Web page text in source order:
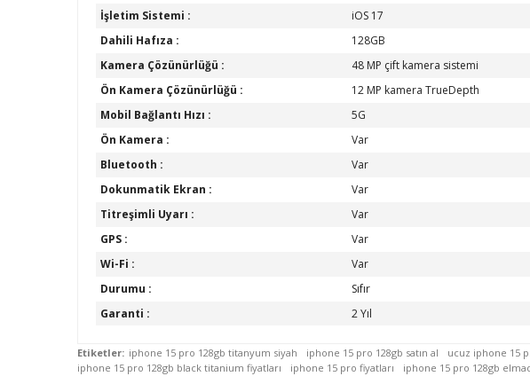
İşletim Sistemi :
iOS 17
Dahili Hafıza :
128GB
Kamera Çözünürlüğü :
48 MP çift kamera sistemi
Ön Kamera Çözünürlüğü :
12 MP kamera TrueDepth
Mobil Bağlantı Hızı :
5G
Ön Kamera :
Var
Bluetooth :
Var
Dokunmatik Ekran :
Var
Titreşimli Uyarı :
Var
GPS :
Var
Wi-Fi :
Var
Durumu :
Sıfır
Garanti :
2 Yıl
Etiketler: iphone 15 pro 128gb titanyum siyah iphone 15 pro 128gb satın al ucuz iphone 15
iphone 15 pro 128gb black titanium fiyatları
iphone 15 pro fiyatları iphone 15 pro 128gb